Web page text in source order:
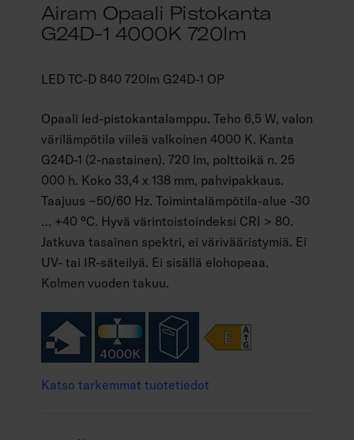
Airam Opaali Pistokanta
G24D-1 4000K 720lm
LED TC-D 840 720lm G24D-1 OP
Opaali led-pistokantalamppu. Teho 6,5 W, valon
värilämpötila viileä valkoinen 4000 K. Kanta
G24D-1 (2-nastainen). 720 lm, polttoikä n. 25
000 h. Koko 33,4 x 138 mm, pahvipakkaus.
Taajuus ~50/60 Hz. Toimintalämpötila-alue -30
… +40 °C. Hyvä värintoistoindeksi CRI > 80.
Jatkuva tasainen spektri, ei värivääristymiä. Ei
UV- tai IR-säteilyä. Ei sisällä elohopeaa.
Kolmen vuoden takuu.
Katso tarkemmat tuotetiedot